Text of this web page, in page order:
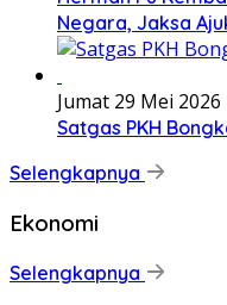
Negara, Jaksa
Jumat 29 Mei 2026
Satgas PKH
Selengkapnya
Ekonomi
Selengkapnya